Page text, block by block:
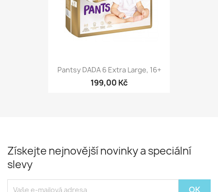
Pantsy DADA 6 Extra Large, 16+
199,00 Kč
Získejte nejnovější novinky a speciální
slevy